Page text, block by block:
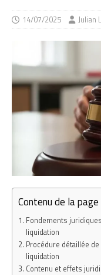
14/07/2025 Julian
Contenu de la page
Fondements
liquidation
Procédure détaillée
liquidation
Contenu et effets